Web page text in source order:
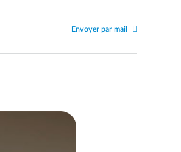
Envoyer par mail